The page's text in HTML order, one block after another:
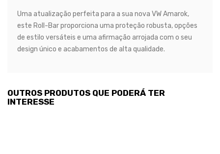
Uma atualização perfeita para a sua nova VW Amarok,
este Roll-Bar proporciona uma proteção robusta, opções
de estilo versáteis e uma afirmação arrojada com o seu
design único e acabamentos de alta qualidade.
OUTROS PRODUTOS QUE PODERÁ TER
INTERESSE